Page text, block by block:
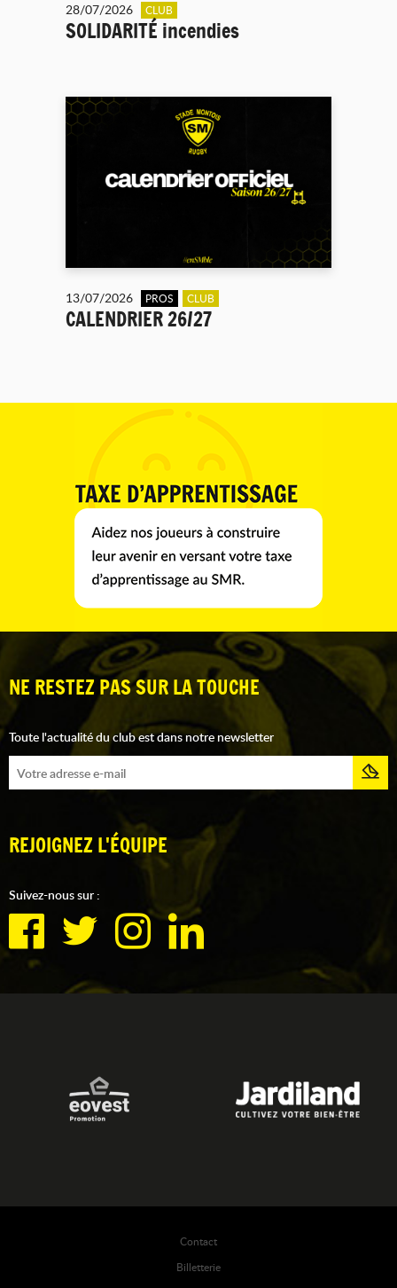
28/07/2026 CLUB
SOLIDARITÉ incendies
13/07/2026 PROS CLUB
CALENDRIER 26/27
NE RESTEZ PAS SUR LA TOUCHE
Toute l'actualité du club est dans notre newsletter
REJOIGNEZ L'ÉQUIPE
Suivez-nous sur :
Contact
Billetterie